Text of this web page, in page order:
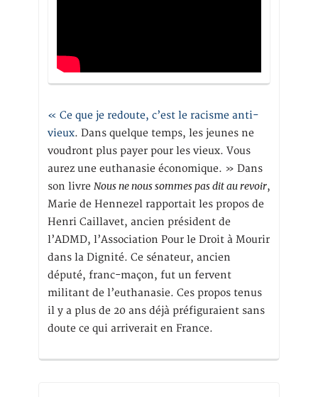
« Ce que je redoute, c’est le racisme anti-
vieux. Dans quelque temps, les jeunes ne
voudront plus payer pour les vieux. Vous
aurez une euthanasie économique. » Dans
son livre Nous ne nous sommes pas dit au revoir,
Marie de Hennezel rapportait les propos de
Henri Caillavet, ancien président de
l’ADMD, l’Association Pour le Droit à Mourir
dans la Dignité. Ce sénateur, ancien
député, franc-maçon, fut un fervent
militant de l’euthanasie. Ces propos tenus
il y a plus de 20 ans déjà préfiguraient sans
doute ce qui arriverait en France.